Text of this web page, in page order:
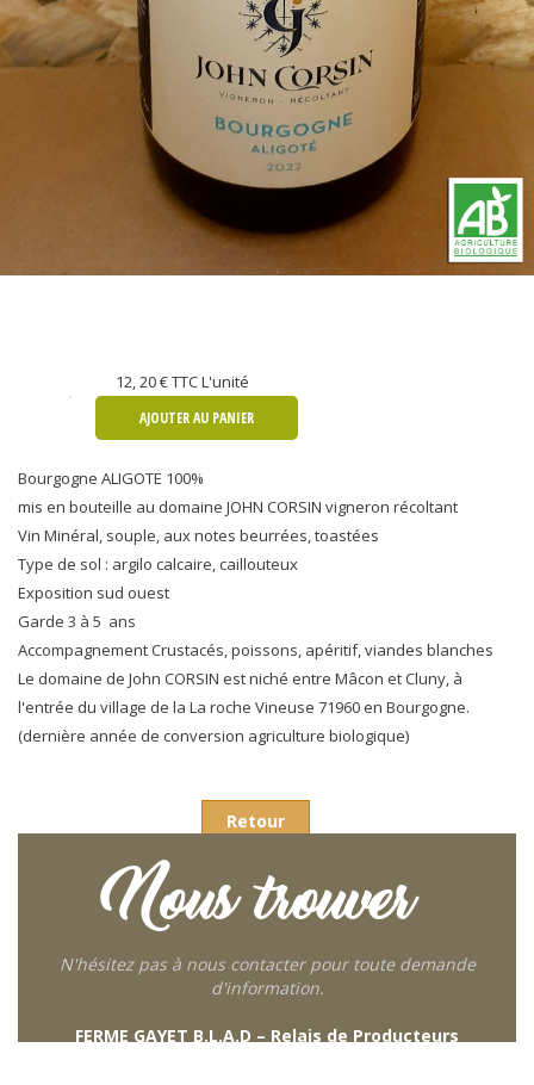
12, 20 €TTC L'unité
AJOUTER AU PANIER
Bourgogne ALIGOTE 100%
mis en bouteille au domaine JOHN CORSIN vigneron récoltant
Vin Minéral, souple, aux notes beurrées, toastées
Type de sol : argilo calcaire, caillouteux
Exposition sud ouest
Garde 3 à 5 ans
Accompagnement Crustacés, poissons, apéritif, viandes blanches
Le domaine de John CORSIN est niché entre Mâcon et Cluny, à
l'entrée du village de la La roche Vineuse 71960 en Bourgogne.
(dernière année de conversion agriculture biologique)
Retour
Nous trouver
N'hésitez pas à nous contacter pour toute demande
d'information.
FERME GAYET B.L.A.D – Relais de Producteurs